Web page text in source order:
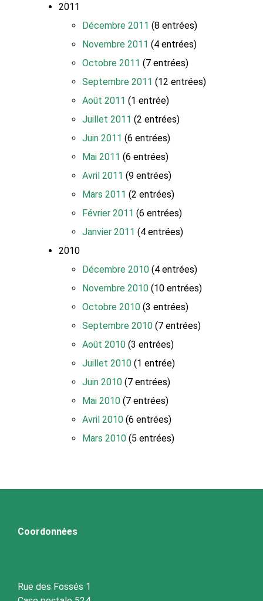
2011
Décembre 2011 (8 entrées)
Novembre 2011 (4 entrées)
Octobre 2011 (7 entrées)
Septembre 2011 (12 entrées)
Août 2011 (1 entrée)
Juillet 2011 (2 entrées)
Juin 2011 (6 entrées)
Mai 2011 (6 entrées)
Avril 2011 (9 entrées)
Mars 2011 (2 entrées)
Février 2011 (6 entrées)
Janvier 2011 (4 entrées)
2010
Décembre 2010 (4 entrées)
Novembre 2010 (10 entrées)
Octobre 2010 (3 entrées)
Septembre 2010 (7 entrées)
Août 2010 (3 entrées)
Juillet 2010 (1 entrée)
Juin 2010 (7 entrées)
Mai 2010 (7 entrées)
Avril 2010 (6 entrées)
Mars 2010 (5 entrées)
Coordonnées
Rue des Fossés 1